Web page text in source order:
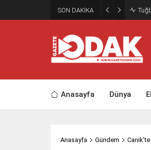
SON DAKİKA
Anasayfa Dünya
Anasayfa Gündem